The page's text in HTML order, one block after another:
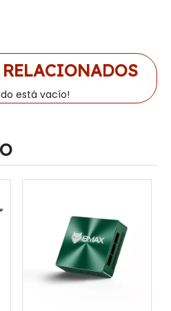
RELACIONADOS
está vacío!